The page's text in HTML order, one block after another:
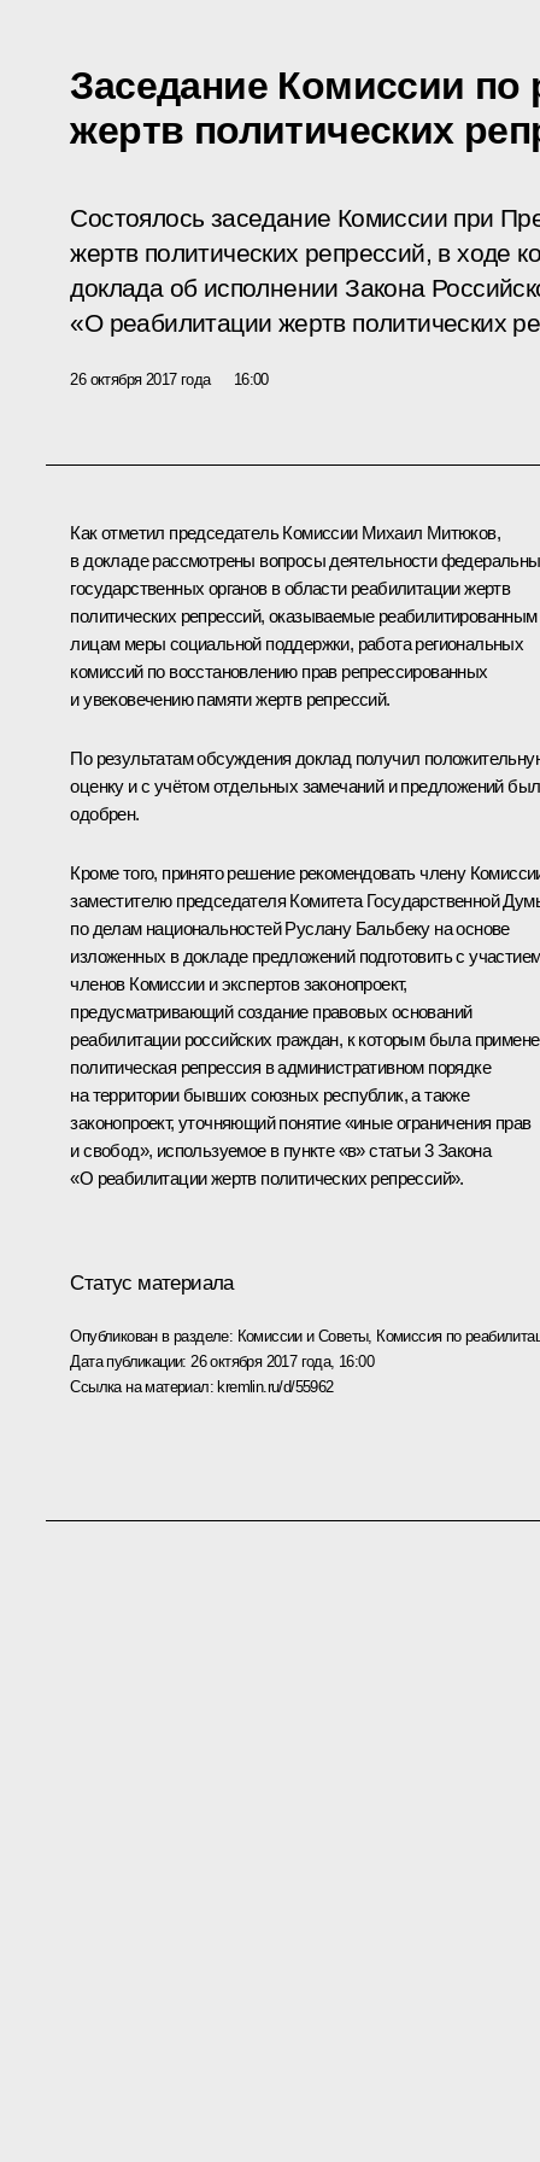
Заседание Комиссии по
жертв политических
Состоялось заседание Комиссии при
жертв политических репрессий, в ходе
доклада об исполнении Закона
«О реабилитации жертв политических
26 октября 2017 года 16:00
Как отметил председатель Комиссии Михаил Митюков,
в докладе рассмотрены вопросы деятельности
государственных органов в области реабилитации жертв
политических репрессий, оказываемые реабилитированным
лицам меры социальной поддержки, работа региональных
комиссий по восстановлению прав репрессированных
и увековечению памяти жертв репрессий.
По результатам обсуждения доклад получил
оценку и с учётом отдельных замечаний и предложений был
одобрен.
Кроме того, принято решение рекомендовать члену
заместителю председателя Комитета Государственной
по делам национальностей Руслану Бальбеку на основе
изложенных в докладе предложений подготовить с
членов Комиссии и экспертов законопроект,
предусматривающий создание правовых оснований
реабилитации российских граждан, к которым была
политическая репрессия в административном порядке
на территории бывших союзных республик, а также
законопроект, уточняющий понятие «иные ограничения прав
и свобод», используемое в пункте «в» статьи 3 Закона
«О реабилитации жертв политических репрессий».
Статус материала
Опубликован в разделе: Комиссии и Советы, Комиссия по
Дата публикации: 26 октября 2017 года, 16:00
Ссылка на материал: kremlin.ru/d/55962